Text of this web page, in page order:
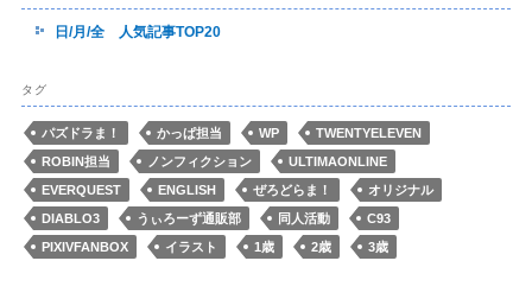
日/月/全 人気記事TOP20
タグ
パズドラま！ かっぱ担当 WP
TWENTYELEVEN
ROBIN担当
ノンフィクション
ULTIMAONLINE
EVERQUEST
ENGLISH ぜろどらま！
オリジナル
DIABLO3
うぃろーず通販部 同人活動
C93
PIXIVFANBOX
イラスト 1歳 2歳 3歳